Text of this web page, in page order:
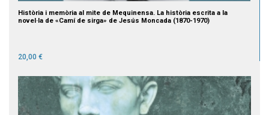
Història i memòria al mite de Mequinensa. La història escrita a la
novel·la de «Camí de sirga» de Jesús Moncada (1870-1970)
20,00 €